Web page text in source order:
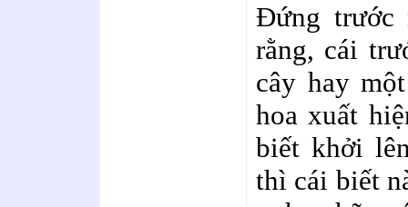
Đứng trước
rằng, cái
cây hay
hoa xuất
biết khởi
thì cái biết